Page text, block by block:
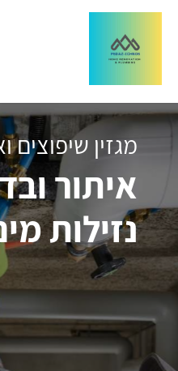
מגזין שיפוצים
איתור
נזילות